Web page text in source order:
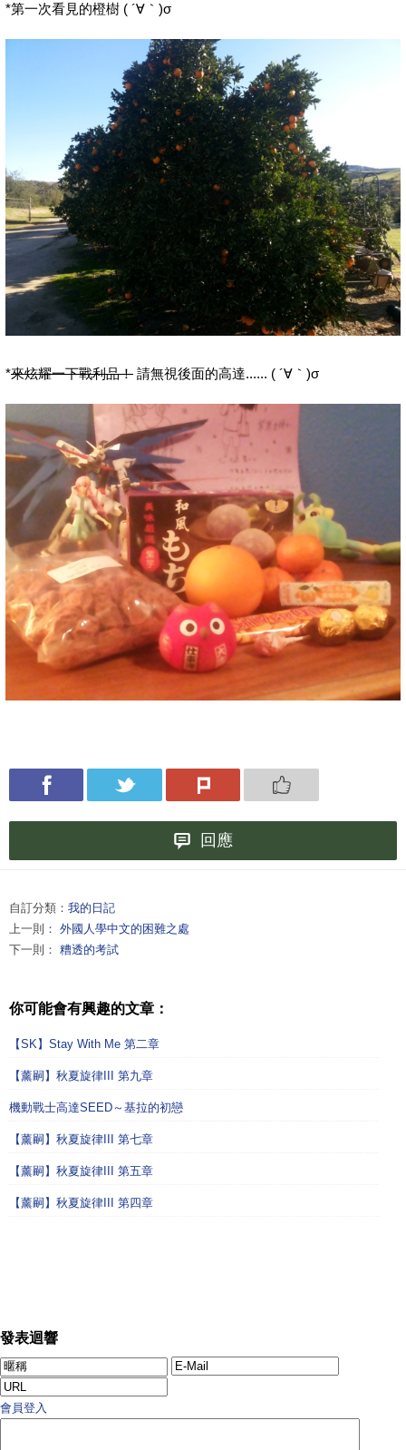
*第一次看見的橙樹 ( ´∀｀)σ
*來炫耀一下戰利品！ 請無視後面的高達...... ( ´∀｀)σ
回應
自訂分類： 我的日記
上一則： 外國人學中文的困難之處
下一則： 糟透的考試
你可能會有興趣的文章：
【SK】Stay With Me 第二章
【薰嗣】秋夏旋律III 第九章
機動戰士高達SEED～基拉的初戀
【薰嗣】秋夏旋律III 第七章
【薰嗣】秋夏旋律III 第五章
【薰嗣】秋夏旋律III 第四章
發表迴響
會員登入